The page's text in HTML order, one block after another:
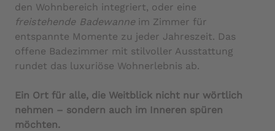
den Wohnbereich integriert, oder eine
freistehende Badewanneim Zimmer für
entspannte Momente zu jeder Jahreszeit. Das
offene Badezimmer mit stilvoller Ausstattung
rundet das luxuriöse Wohnerlebnis ab.
Ein Ort für alle, die Weitblick nicht nur wörtlich
nehmen – sondern auch im Inneren spüren
möchten.